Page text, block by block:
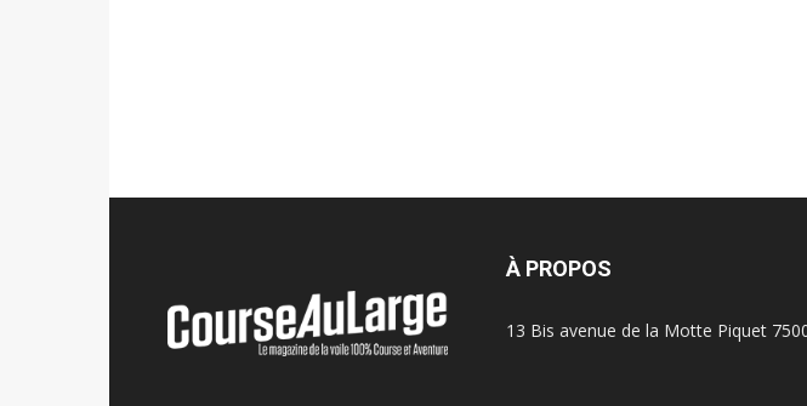
À PROPOS
13 Bis avenue de la Motte Piquet